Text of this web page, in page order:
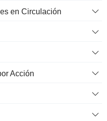
en Circulación
Acción